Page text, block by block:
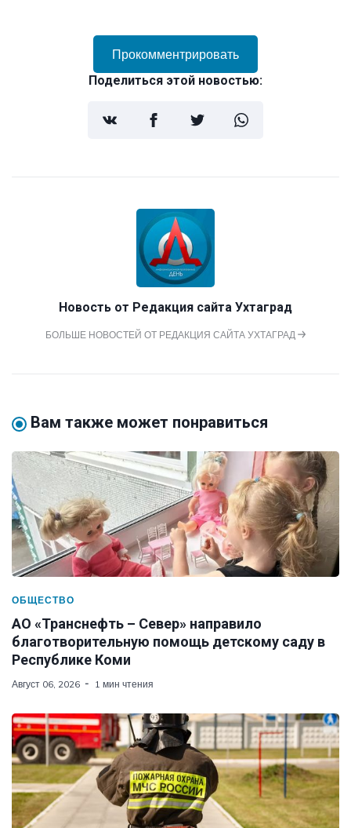
Прокомментрировать
Поделиться этой новостью:
Новость от Редакция сайта Ухтаград
БОЛЬШЕ НОВОСТЕЙ ОТ РЕДАКЦИЯ САЙТА УХТАГРАД
Вам также может понравиться
ОБЩЕСТВО
АО «Транснефть – Север» направило
благотворительную помощь детскому саду в
Республике Коми
Август 06, 2026 1 мин чтения